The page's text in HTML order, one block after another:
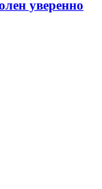
уверенно